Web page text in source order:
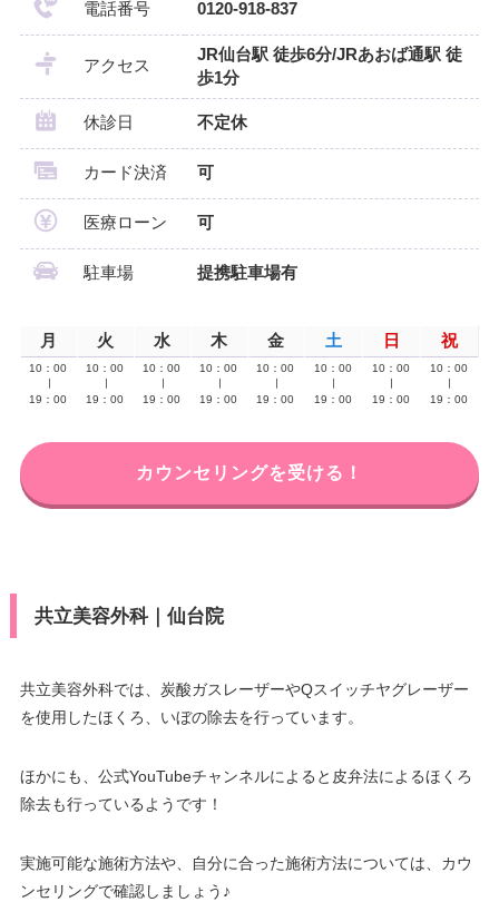
電話番号 0120-918-837
アクセス
JR仙台駅 徒歩6分/JRあおば通駅 徒
歩1分
休診日 不定休
カード決済 可
医療ローン 可
駐車場 提携駐車場有
月 火 水 木 金 土 日 祝
10：00
19：00
10：00
19：00
10：00
19：00
10：00
19：00
10：00
19：00
10：00
19：00
10：00
19：00
10：00
19：00
カウンセリングを受ける！
共立美容外科｜仙台院
共立美容外科では、炭酸ガスレーザーやQスイッチヤグレーザー
を使用したほくろ、いぼの除去を行っています。
ほかにも、公式YouTubeチャンネルによると皮弁法によるほくろ
除去も行っているようです！
実施可能な施術方法や、自分に合った施術方法については、カウ
ンセリングで確認しましょう♪